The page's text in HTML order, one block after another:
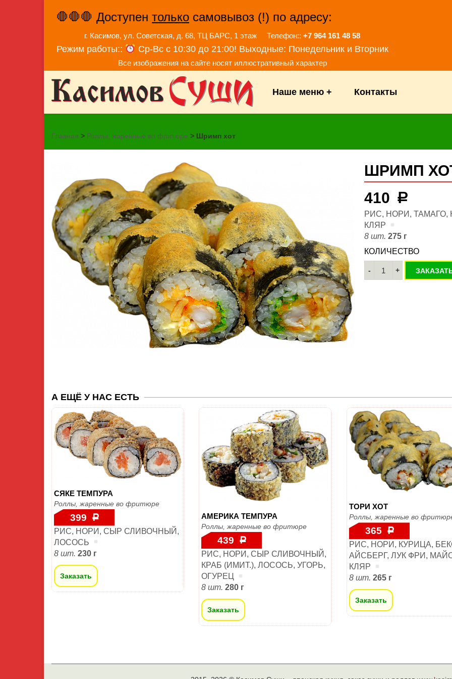
🛑🛑🛑 Доступен только самовывоз (!) по адресу:
г. Касимов, ул. Советская, д. 68, ТЦ БАРС, 1 этаж Телефон::+7 964 161 48 58
Режим работы:: Ср-Вс с 10:30 до 21:00! Выходные: Понедельник и Вторник
Все изображения на сайте носят иллюстративный характер
Наше меню + Контакты
Главная > Роллы, жаренные во фритюре > Шримп хот
ШРИМП
410
Р
РИС, НОРИ, ТАМАГО,
КЛЯР
8 шт. 275 г
КОЛИЧЕСТВО
А ЕЩЁ У НАС ЕСТЬ
СЯКЕ ТЕМПУРА
Роллы, жаренные во фритюре
399 Р
РИС, НОРИ, СЫР СЛИВОЧНЫЙ,
ЛОСОСЬ
8 шт. 230 г
Заказать
АМЕРИКА ТЕМПУРА
Роллы, жаренные во фритюре
439 Р
РИС, НОРИ, СЫР СЛИВОЧНЫЙ,
КРАБ (ИМИТ.), ЛОСОСЬ, УГОРЬ,
ОГУРЕЦ
8 шт. 280 г
Заказать
ТОРИ ХОТ
Роллы, жаренные во
365 Р
РИС, НОРИ, КУРИЦА,
АЙСБЕРГ, ЛУК ФРИ,
КЛЯР
8 шт. 265 г
Заказать